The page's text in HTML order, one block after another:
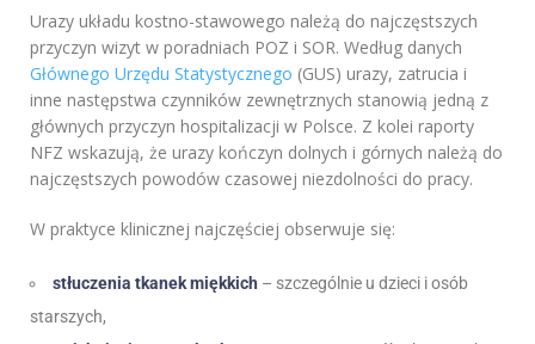
Urazy układu kostno-stawowego należą do najczęstszych
przyczyn wizyt w poradniach POZ i SOR. Według danych
Głównego Urzędu Statystycznego (GUS) urazy, zatrucia i
inne następstwa czynników zewnętrznych stanowią jedną z
głównych przyczyn hospitalizacji w Polsce. Z kolei raporty
NFZ wskazują, że urazy kończyn dolnych i górnych należą do
najczęstszych powodów czasowej niezdolności do pracy.
W praktyce klinicznej najczęściej obserwuje się:
stłuczenia tkanek miękkich – szczególnie u dzieci i osób
starszych,